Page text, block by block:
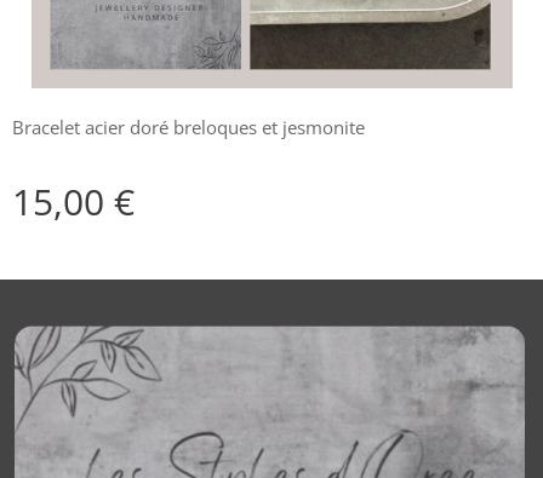
Bracelet acier doré breloques et jesmonite
15,00 €